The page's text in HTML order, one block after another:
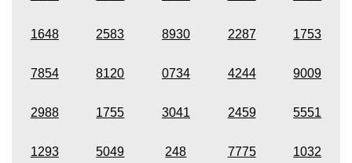
1648 2583 8930 2287 1753
7854 8120 0734 4244 9009
2988 1755 3041 2459 5551
1293 5049 248 7775 1032